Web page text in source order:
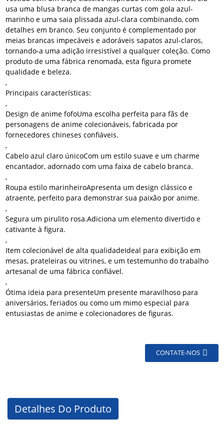
usa uma blusa branca de mangas curtas com gola azul-
marinho e uma saia plissada azul-clara combinando, com
detalhes em branco. Seu conjunto é complementado por
meias brancas impecáveis ​​e adoráveis ​​sapatos azul-claros,
tornando-a uma adição irresistível a qualquer coleção. Como
produto de uma fábrica renomada, esta figura promete
qualidade e beleza.
,
Principais características:
,
Design de anime fofoUma escolha perfeita para fãs de
personagens de anime colecionáveis, fabricada por
fornecedores chineses confiáveis.
,
Cabelo azul claro únicoCom um estilo suave e um charme
encantador, adornado com uma faixa de cabelo branca.
,
Roupa estilo marinheiroApresenta um design clássico e
atraente, perfeito para demonstrar sua paixão por anime.
,
Segura um pirulito rosa.Adiciona um elemento divertido e
cativante à figura.
,
Item colecionável de alta qualidadeIdeal para exibição em
mesas, prateleiras ou vitrines, e um testemunho do trabalho
artesanal de uma fábrica confiável.
,
Ótima ideia para presenteUm presente maravilhoso para
aniversários, feriados ou como um mimo especial para
entusiastas de anime e colecionadores de figuras.
CONTATE-NOS
Detalhes Do Produto